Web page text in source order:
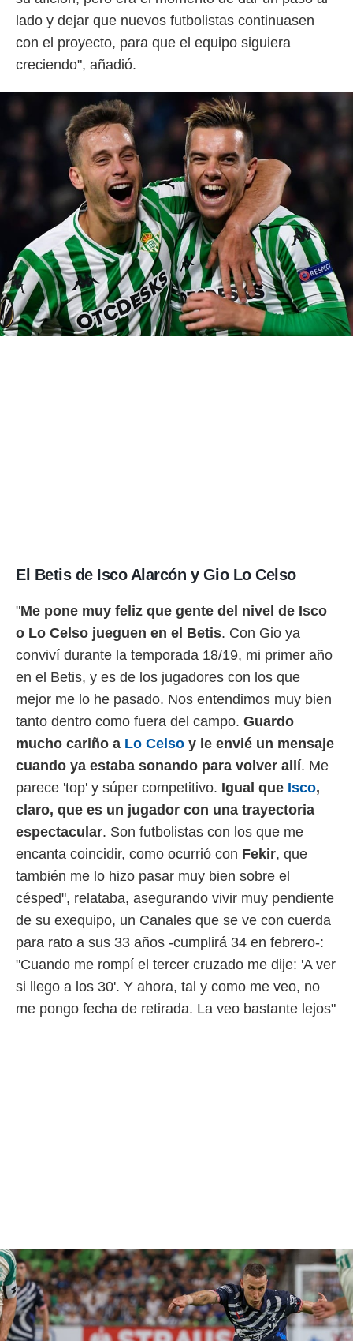
lado y dejar que nuevos futbolistas continuasen
con el proyecto, para que el equipo siguiera
creciendo", añadió.
El Betis de Isco Alarcón y Gio Lo Celso
"Me pone muy feliz que gente del nivel de Isco
o Lo Celso jueguen en el Betis. Con Gio ya
conviví durante la temporada 18/19, mi primer año
en el Betis, y es de los jugadores con los que
mejor me lo he pasado. Nos entendimos muy bien
tanto dentro como fuera del campo. Guardo
mucho cariño a Lo Celso y le envié un mensaje
cuando ya estaba sonando para volver allí. Me
parece 'top' y súper competitivo. Igual que Isco,
claro, que es un jugador con una trayectoria
espectacular. Son futbolistas con los que me
encanta coincidir, como ocurrió con Fekir, que
también me lo hizo pasar muy bien sobre el
césped", relataba, asegurando vivir muy pendiente
de su exequipo, un Canales que se ve con cuerda
para rato a sus 33 años -cumplirá 34 en febrero-:
"Cuando me rompí el tercer cruzado me dije: 'A ver
si llego a los 30'. Y ahora, tal y como me veo, no
me pongo fecha de retirada. La veo bastante lejos"